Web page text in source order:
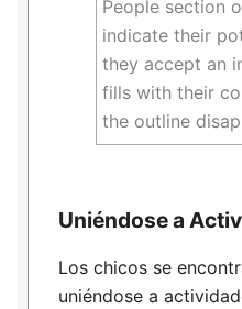
People section
indicate their
they accept an
fills with their
the outline
Uniéndose a
Los chicos se
uniéndose a